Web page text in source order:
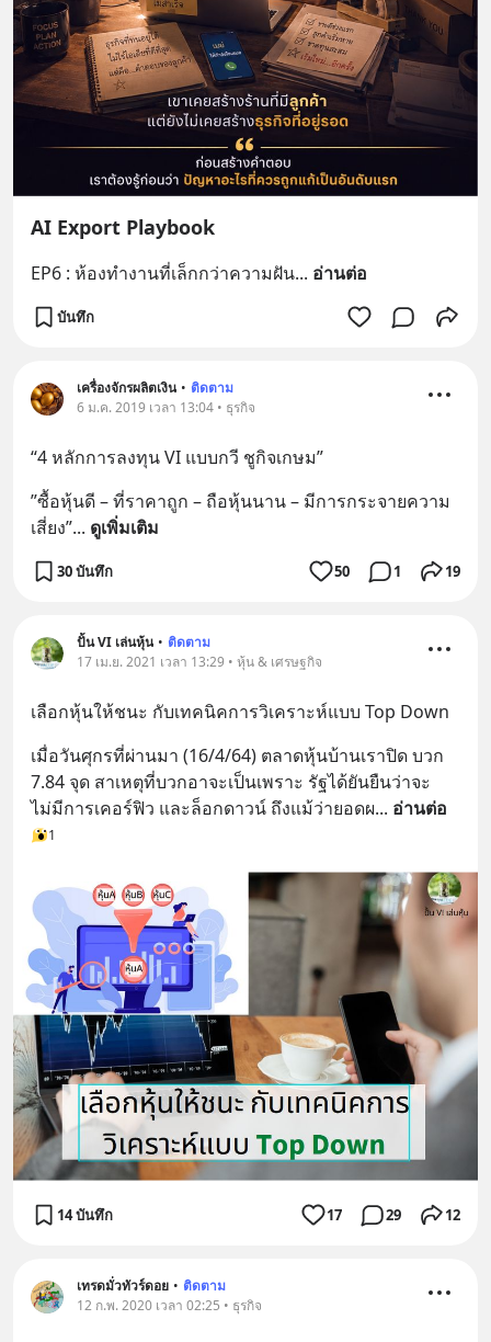
AI Export Playbook
EP6 : ห้องทำงานที่เล็กกว่าความฝัน... อ่านต่อ
บันทึก
เครื่องจักรผลิตเงิน • ติดตาม
6 ม.ค. 2019 เวลา 13:04 • ธุรกิจ
“4 หลักการลงทุน VI แบบกวี ชูกิจเกษม”
”ซื้อหุ้นดี – ที่ราคาถูก – ถือหุ้นนาน – มีการกระจายความ
เสี่ยง”... ดูเพิ่มเติม
30 บันทึก 50 1 19
ปั้น VI เล่นหุ้น • ติดตาม
17 เม.ย. 2021 เวลา 13:29 • หุ้น & เศรษฐกิจ
เลือกหุ้นให้ชนะ กับเทคนิคการวิเคราะห์แบบ Top Down
เมื่อวันศุกรที่ผ่านมา (16/4/64) ตลาดหุ้นบ้านเราปิด บวก
7.84 จุด สาเหตุที่บวกอาจะเป็นเพราะ รัฐได้ยันยืนว่าจะ
ไม่มีการเคอร์ฟิว และล็อกดาวน์ ถึงแม้ว่ายอดผ... อ่านต่อ
1
14 บันทึก 17 29 12
เทรดมั่วทัวร์ดอย • ติดตาม
12 ก.พ. 2020 เวลา 02:25 • ธุรกิจ